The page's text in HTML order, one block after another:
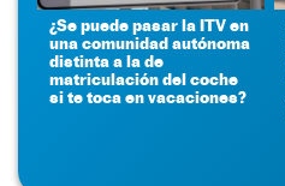
¿Se puede pasar la ITV en
una comunidad autónoma
distinta a la de
matriculación del coche
si te toca en vacaciones?